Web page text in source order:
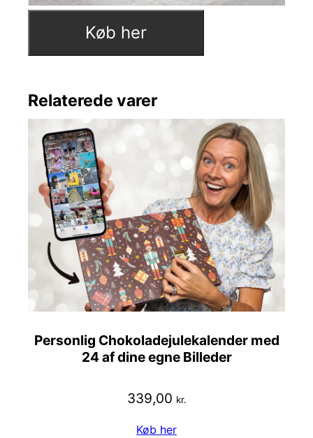
Køb her
Relaterede varer
Personlig Chokoladejulekalender med
24 af dine egne Billeder
339,00 kr.
Køb her